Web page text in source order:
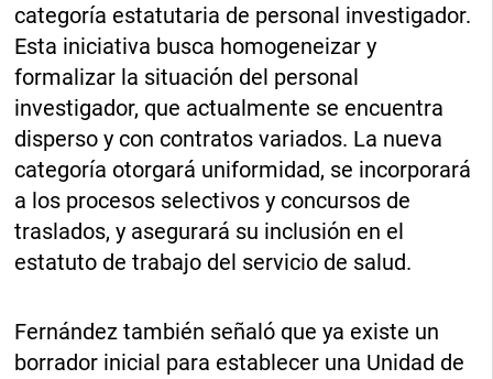
categoría estatutaria de personal investigador.
Esta iniciativa busca homogeneizar y
formalizar la situación del personal
investigador, que actualmente se encuentra
disperso y con contratos variados. La nueva
categoría otorgará uniformidad, se incorporará
a los procesos selectivos y concursos de
traslados, y asegurará su inclusión en el
estatuto de trabajo del servicio de salud.
Fernández también señaló que ya existe un
borrador inicial para establecer una Unidad de